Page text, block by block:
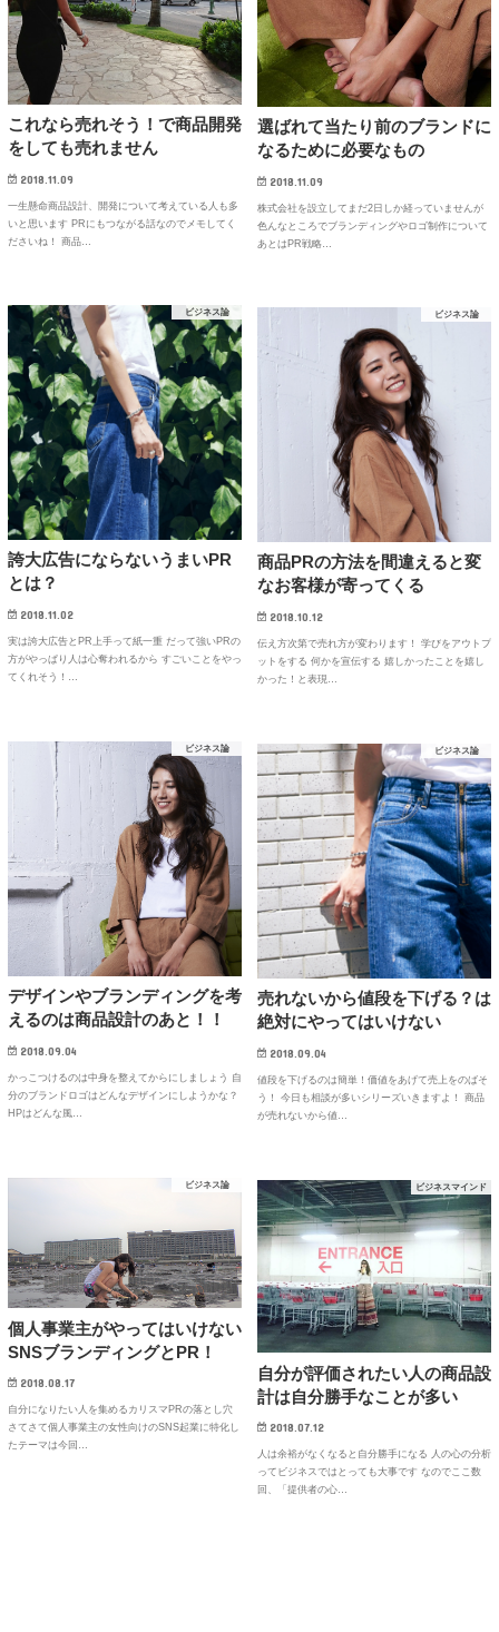
これなら売れそう！で商品開発
をしても売れません
2018.11.09
一生懸命商品設計、開発について考えている人も多
いと思います PRにもつながる話なのでメモしてく
ださいね！ 商品…
選ばれて当たり前のブランドに
なるために必要なもの
2018.11.09
株式会社を設立してまだ2日しか経っていませんが
色んなところでブランディングやロゴ制作について
あとはPR戦略…
ビジネス論
誇大広告にならないうまいPR
とは？
2018.11.02
実は誇大広告とPR上手って紙一重 だって強いPRの
方がやっぱり人は心奪われるから すごいことをやっ
てくれそう！…
ビジネス論
商品PRの方法を間違えると変
なお客様が寄ってくる
2018.10.12
伝え方次第で売れ方が変わります！ 学びをアウトプ
ットをする 何かを宣伝する 嬉しかったことを嬉し
かった！と表現…
ビジネス論
デザインやブランディングを考
えるのは商品設計のあと！！
2018.09.04
かっこつけるのは中身を整えてからにしましょう 自
分のブランドロゴはどんなデザインにしようかな？
HPはどんな風…
ビジネス論
売れないから値段を下げる？は
絶対にやってはいけない
2018.09.04
値段を下げるのは簡単！価値をあげて売上をのばそ
う！ 今日も相談が多いシリーズいきますよ！ 商品
が売れないから値…
ビジネス論
個人事業主がやってはいけない
SNSブランディングとPR！
2018.08.17
自分になりたい人を集めるカリスマPRの落とし穴
さてさて個人事業主の女性向けのSNS起業に特化し
たテーマは今回…
ビジネスマインド
自分が評価されたい人の商品設
計は自分勝手なことが多い
2018.07.12
人は余裕がなくなると自分勝手になる 人の心の分析
ってビジネスではとっても大事です なのでここ数
回、「提供者の心…